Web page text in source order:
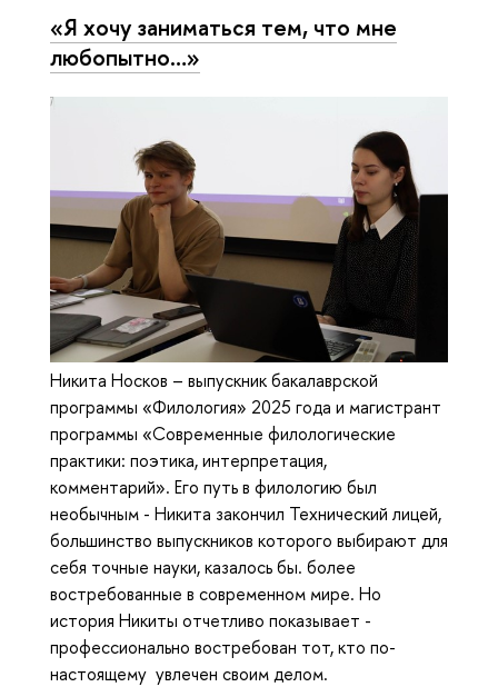
«Я хочу заниматься тем, что мне
любопытно…»
Никита Носков – выпускник бакалаврской
программы «Филология» 2025 года и магистрант
программы «Современные филологические
практики: поэтика, интерпретация,
комментарий». Его путь в филологию был
необычным - Никита закончил Технический лицей,
большинство выпускников которого выбирают для
себя точные науки, казалось бы. более
востребованные в современном мире. Но
история Никиты отчетливо показывает -
профессионально востребован тот, кто по-
настоящему увлечен своим делом.